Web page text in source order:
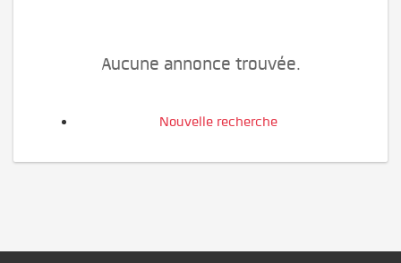
Aucune annonce trouvée.
Nouvelle recherche